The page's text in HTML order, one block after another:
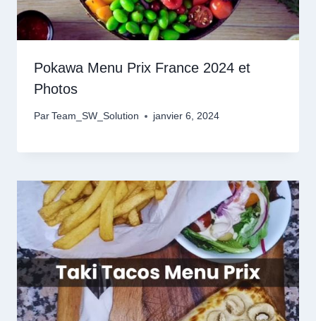
Pokawa Menu Prix France 2024 et
Photos
Par Team_SW_Solution janvier 6, 2024